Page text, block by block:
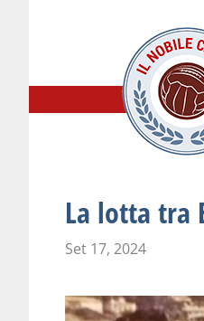
La lotta tra
Set 17, 2024